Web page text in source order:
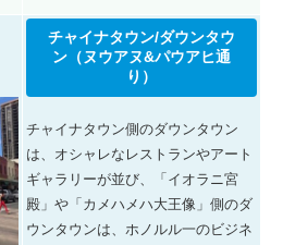
チャイナタウン/ダウンタウ
ン（ヌウアヌ&パウアヒ通
り）
チャイナタウン側のダウンタウン
は、オシャレなレストランやアート
ギャラリーが並び、「イオラニ宮
殿」や「カメハメハ大王像」側のダ
ウンタウンは、ホノルル一のビジネ